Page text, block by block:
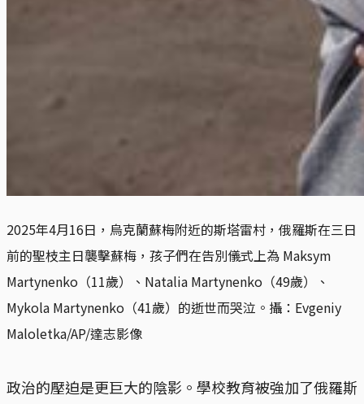
2025年4月16日，烏克蘭蘇梅附近的斯塔雷村，俄羅斯在三日
前的聖枝主日襲擊蘇梅，孩子們在告別儀式上為 Maksym
Martynenko（11歲）、Natalia Martynenko（49歲）、
Mykola Martynenko（41歲）的逝世而哭泣。攝：Evgeniy
Maloletka/AP/達志影像
政治的壓迫是更巨大的陰影。學校教育被強加了俄羅斯